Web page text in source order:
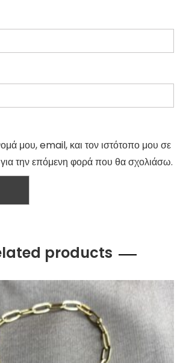
μου, email, και τον ιστότοπο μου σε
την επόμενη φορά που θα σχολιάσω.
products